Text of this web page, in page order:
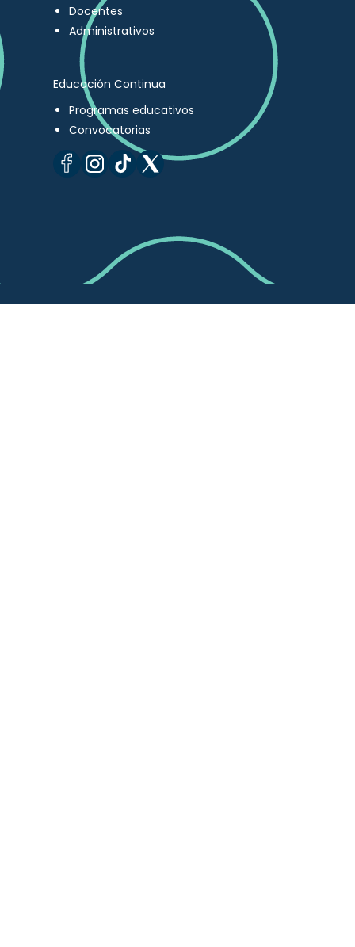
Docentes
Administrativos
Educación Continua
Programas educativos
Convocatorias